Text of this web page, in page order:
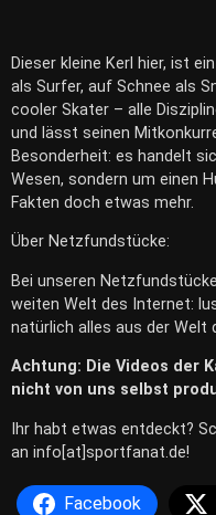
Dieser kleine Kerl hier, ist
als Surfer, auf Schnee als
cooler Skater – alle
und lässt seinen
Besonderheit: es handelt
Wesen, sondern um einen
Fakten doch etwas mehr.
Über Netzfundstücke:
Bei unseren
weiten Welt des Internet:
natürlich alles aus der Welt
Achtung: Die Videos der
nicht von uns selbst
Ihr habt etwas entdeckt?
an info[at]sportfanat.de!
Facebook